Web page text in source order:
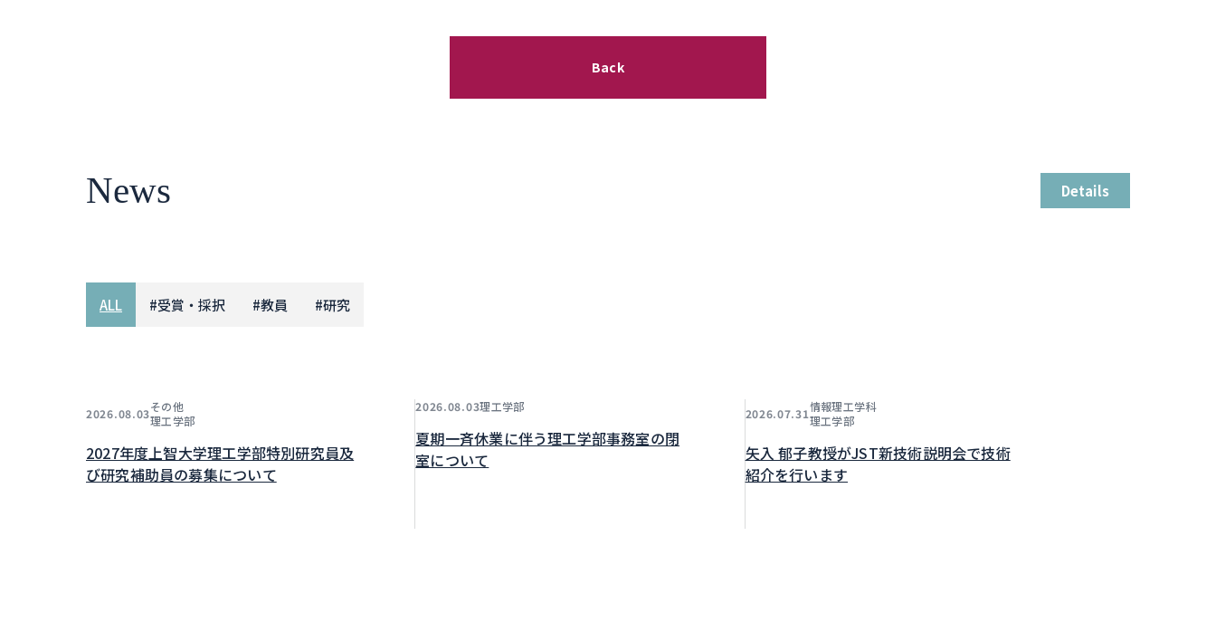
Back
News Details
ALL #受賞・採択 #教員 #研究
2026.08.03その他
理工学部
2027年度上智大学理工学部特別研究員及
び研究補助員の募集について
2026.08.03理工学部
夏期一斉休業に伴う理工学部事務室の閉
室について
2026.07.31情報理工学科
理工学部
矢入 郁子教授がJST新技術説明会で技術
紹介を行います